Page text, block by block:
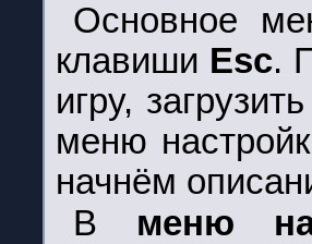
Основное
клавиши Esc.
игру,
меню
начнём
В меню